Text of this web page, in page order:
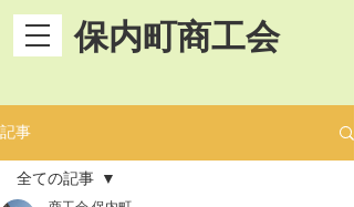
保内町商工会
記事
全ての記事